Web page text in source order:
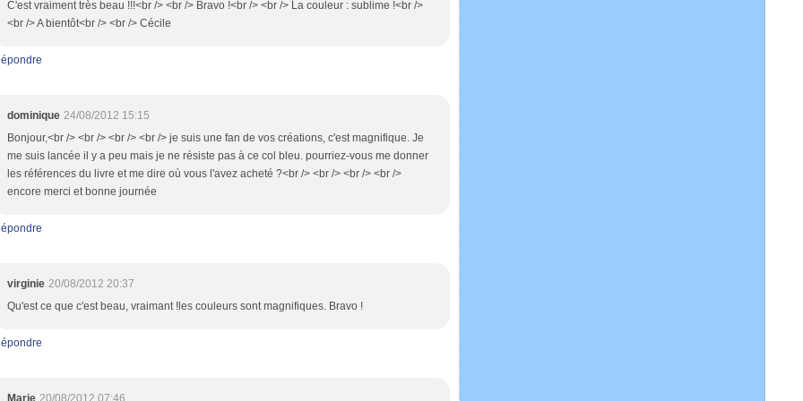
C'est vraiment très beau !!!<br /> <br /> Bravo !<br /> <br /> La couleur : sublime !<br />
<br /> A bientôt<br /> <br /> Cécile
dominique 24/08/2012 15:15
Bonjour,<br /> <br /> <br /> <br /> je suis une fan de vos créations, c'est magnifique. Je
me suis lancée il y a peu mais je ne résiste pas à ce col bleu. pourriez-vous me donner
les références du livre et me dire où vous l'avez acheté ?<br /> <br /> <br /> <br />
encore merci et bonne journée
virginie 20/08/2012 20:37
Qu'est ce que c'est beau, vraimant !les couleurs sont magnifiques. Bravo !
Marie 20/08/2012 07:46